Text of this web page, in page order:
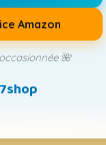
Amazon
🌺